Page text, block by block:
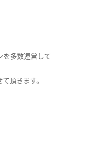
を多数運営して
頂きます。